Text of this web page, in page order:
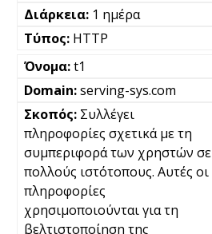
1 ημέρα
HTTP
t1
serving-sys.com
Συλλέγει
πληροφορίες σχετικά με τη
συμπεριφορά των χρηστών σε
πολλούς ιστότοπους. Αυτές οι
πληροφορίες
χρησιμοποιούνται για τη
βελτιστοποίηση της